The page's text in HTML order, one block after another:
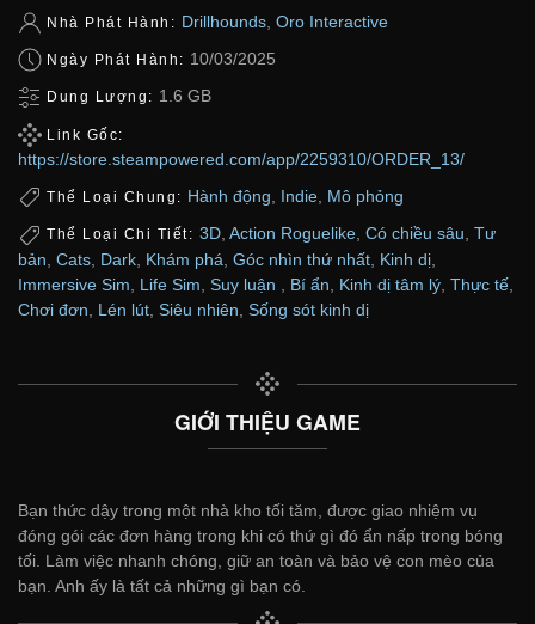
Nhà Phát Hành: Drillhounds, Oro Interactive
Ngày Phát Hành: 10/03/2025
Dung Lượng: 1.6 GB
Link Gốc:
https://store.steampowered.com/app/2259310/ORDER_13/
Thể Loại Chung: Hành động Indie Mô phỏng
Thể Loại Chi Tiết: 3D, Action Roguelike, Có chiều sâu, Tư
bản Cats Dark Khám phá Góc nhìn thứ nhất Kinh dị
Immersive Sim
Life Sim Suy luận Bí ẩn Kinh dị tâm lý Thực tế
Chơi đơn
Lén lút Siêu nhiên Sống sót kinh dị
GIỚI THIỆU GAME
Bạn thức dậy trong một nhà kho tối tăm, được giao nhiệm vụ
đóng gói các đơn hàng trong khi có thứ gì đó ẩn nấp trong bóng
tối. Làm việc nhanh chóng, giữ an toàn và bảo vệ con mèo của
bạn. Anh ấy là tất cả những gì bạn có.